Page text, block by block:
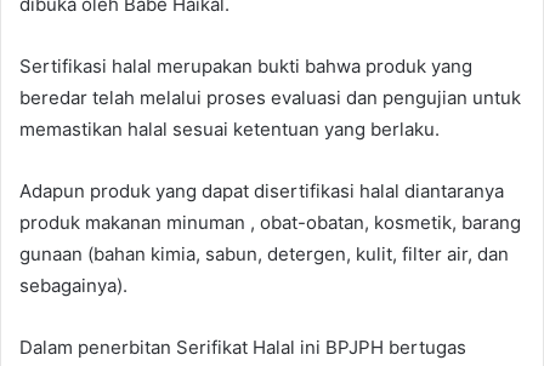
dibuka oleh Babe Haikal.
Sertifikasi halal merupakan bukti bahwa produk yang
beredar telah melalui proses evaluasi dan pengujian untuk
memastikan halal sesuai ketentuan yang berlaku.
Adapun produk yang dapat disertifikasi halal diantaranya
produk makanan minuman , obat-obatan, kosmetik, barang
gunaan (bahan kimia, sabun, detergen, kulit, filter air, dan
sebagainya).
Dalam penerbitan Serifikat Halal ini BPJPH bertugas